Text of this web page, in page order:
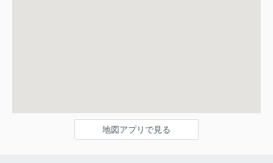
地図アプリで見る